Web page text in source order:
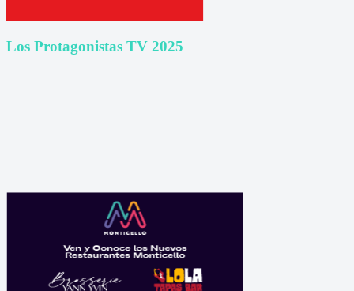
Los Protagonistas TV 2025